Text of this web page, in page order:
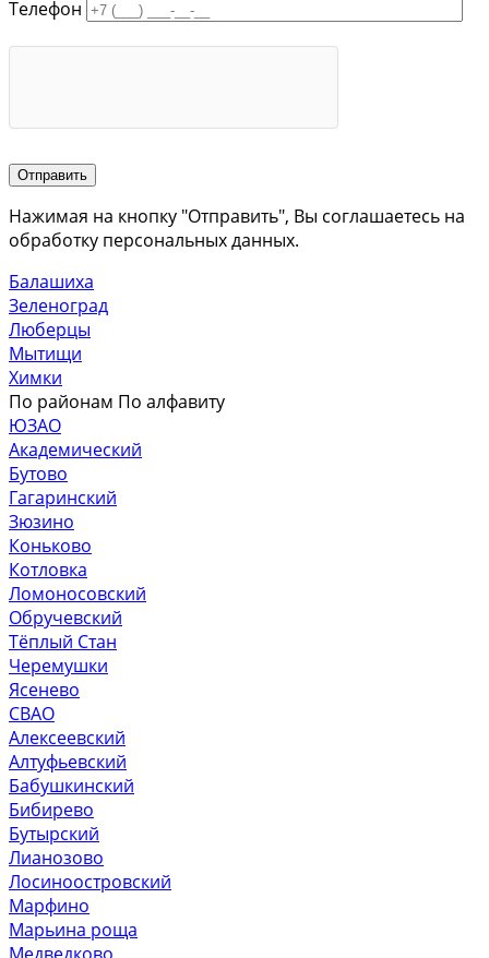
Телефон
Нажимая на кнопку "Отправить", Вы соглашаетесь на
обработку персональных данных.
Балашиха
Зеленоград
Люберцы
Мытищи
Химки
По районам По алфавиту
ЮЗАО
Академический
Бутово
Гагаринский
Зюзино
Коньково
Котловка
Ломоносовский
Обручевский
Тёплый Стан
Черемушки
Ясенево
СВАО
Алексеевский
Алтуфьевский
Бабушкинский
Бибирево
Бутырский
Лианозово
Лосиноостровский
Марфино
Марьина роща